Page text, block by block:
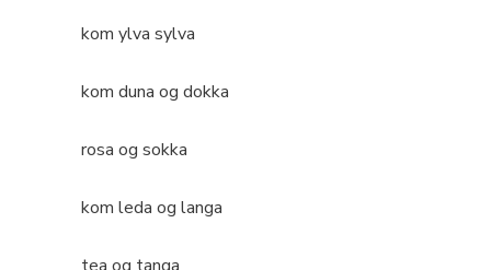
kom ylva sylva
kom duna og dokka
rosa og sokka
kom leda og langa